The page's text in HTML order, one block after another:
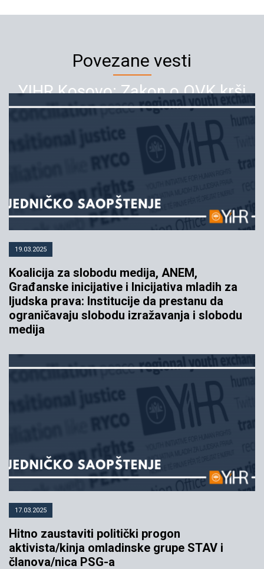
YIHR Kosovo: Zakon o OVK krši
slobodu izražavanja, hitno povući
predlog iz Skupštine
13.08.2020
Povezane vesti
19.03.2025
Koalicija za slobodu medija, ANEM,
Građanske inicijative i Inicijativa mladih za
ljudska prava: Institucije da prestanu da
ograničavaju slobodu izražavanja i slobodu
medija
17.03.2025
Hitno zaustaviti politički progon
aktivista/kinja omladinske grupe STAV i
članova/nica PSG-a